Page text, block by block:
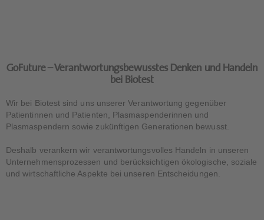
GoFuture – Verantwortungsbewusstes Denken und Handeln
bei Biotest
Wir bei Biotest sind uns unserer Verantwortung gegenüber
Patientinnen und Patienten, Plasmaspenderinnen und
Plasmaspendern sowie zukünftigen Generationen bewusst.
Deshalb verankern wir verantwortungsvolles Handeln in unseren
Unternehmensprozessen und berücksichtigen ökologische, soziale
und wirtschaftliche Aspekte bei unseren Entscheidungen.